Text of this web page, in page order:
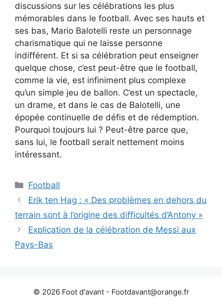
discussions sur les célébrations les plus
mémorables dans le football. Avec ses hauts et
ses bas, Mario Balotelli reste un personnage
charismatique qui ne laisse personne
indifférent. Et si sa célébration peut enseigner
quelque chose, c’est peut-être que le football,
comme la vie, est infiniment plus complexe
qu’un simple jeu de ballon. C’est un spectacle,
un drame, et dans le cas de Balotelli, une
épopée continuelle de défis et de rédemption.
Pourquoi toujours lui ? Peut-être parce que,
sans lui, le football serait nettement moins
intéressant.
Catégories
Football
Erik ten Hag : « Des problèmes en dehors du
terrain sont à l’origine des difficultés d’Antony »
Explication de la célébration de Messi aux
Pays-Bas
© 2026 Foot d'avant - Footdavant@orange.fr